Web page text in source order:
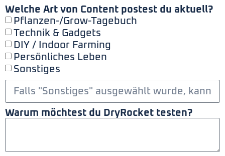
Welche Art von Content postest du aktuell?
Pflanzen-/Grow-Tagebuch
Technik & Gadgets
DIY / Indoor Farming
Persönliches Leben
Sonstiges
Warum möchtest du DryRocket testen?